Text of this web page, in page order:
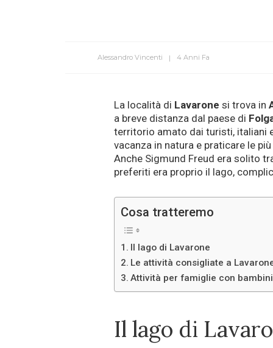
Alessandro Vincenti 4 Anni Fa
La località di Lavarone si trova in
a breve distanza dal paese di
territorio amato dai turisti, italiani
vacanza in natura e praticare le
Anche Sigmund Freud era solito
preferiti era proprio il lago,
Cosa tratteremo
Il lago di Lavarone
Le attività consigliate a
Attività per famiglie con bambini
Il lago di